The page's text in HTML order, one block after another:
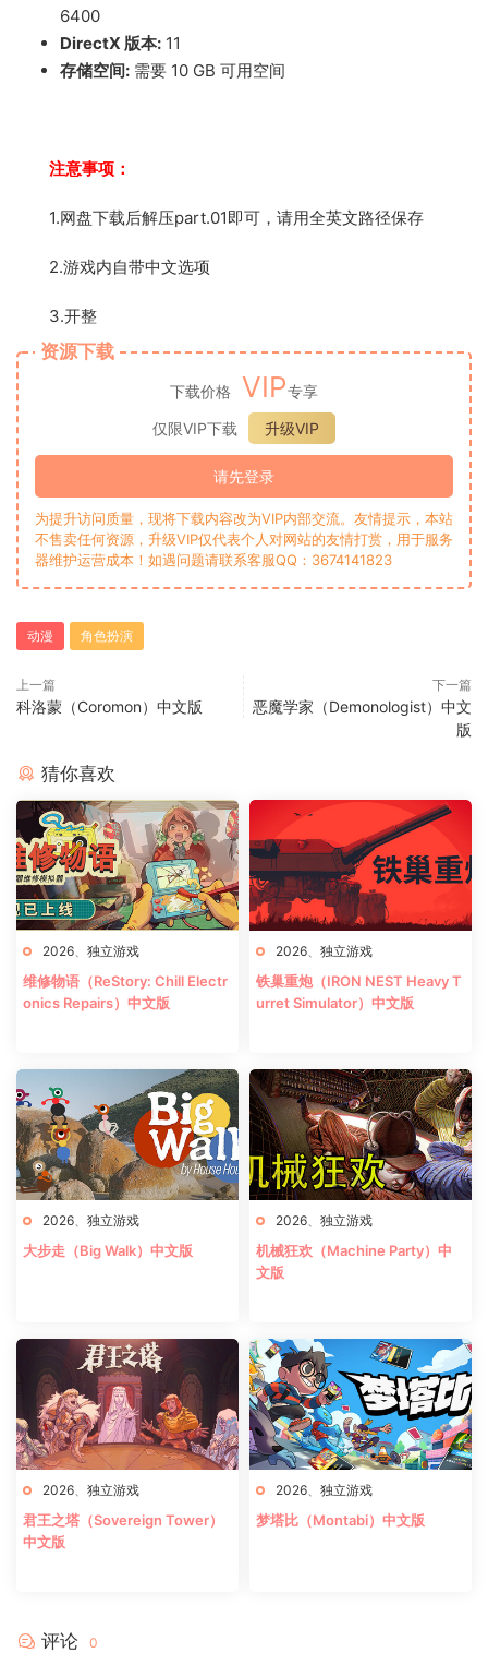
6400
DirectX 版本: 11
存储空间: 需要 10 GB 可用空间
注意事项：
1.网盘下载后解压part.01即可，请用全英文路径保存
2.游戏内自带中文选项
3.开整
资源下载
下载价格 VIP专享
仅限VIP下载
升级VIP
请先登录
为提升访问质量，现将下载内容改为VIP内部交流。友情提示，本站
不售卖任何资源，升级VIP仅代表个人对网站的友情打赏，用于服务
器维护运营成本！如遇问题请联系客服QQ：3674141823
动漫 角色扮演
上一篇
科洛蒙（Coromon）中文版
下一篇
恶魔学家（Demonologist）中文
版
猜你喜欢
2026 独立游戏
维修物语（ReStory: Chill Electr
onics Repairs）中文版
2026 独立游戏
铁巢重炮（IRON NEST Heavy T
urret Simulator）中文版
2026 独立游戏
大步走（Big Walk）中文版
2026 独立游戏
机械狂欢（Machine Party）中
文版
2026 独立游戏
君王之塔（Sovereign Tower）
中文版
2026 独立游戏
梦塔比（Montabi）中文版
评论 0